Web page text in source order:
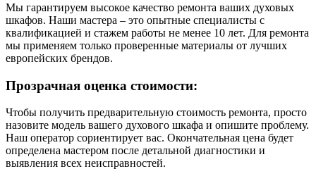
Мы гарантируем высокое качество ремонта ваших духовых
шкафов. Наши мастера – это опытные специалисты с
квалификацией и стажем работы не менее 10 лет. Для ремонта
мы применяем только проверенные материалы от лучших
европейских брендов.
Прозрачная оценка стоимости:
Чтобы получить предварительную стоимость ремонта, просто
назовите модель вашего духового шкафа и опишите проблему.
Наш оператор сориентирует вас. Окончательная цена будет
определена мастером после детальной диагностики и
выявления всех неисправностей.